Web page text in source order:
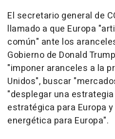
El secretario general de
llamado a que Europa
común" ante los
Gobierno de Donald
"imponer aranceles a la
Unidos", buscar
"desplegar una
estratégica para Europa
energética para Europa".